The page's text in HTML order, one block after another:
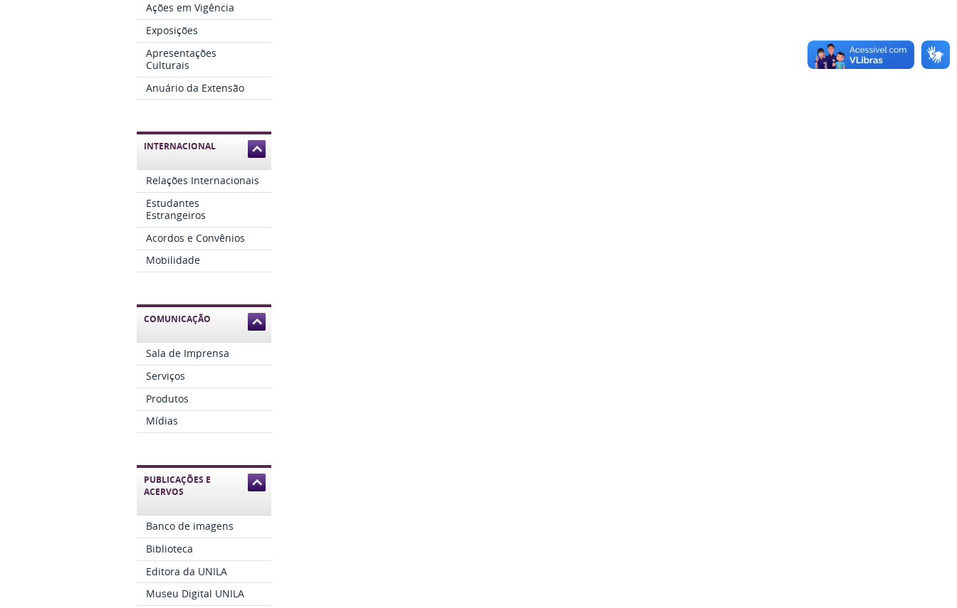
Ações em Vigência
Exposições
Apresentações
Culturais
Anuário da Extensão
INTERNACIONAL
Relações Internacionais
Estudantes
Estrangeiros
Acordos e Convênios
Mobilidade
COMUNICAÇÃO
Sala de Imprensa
Serviços
Produtos
Mídias
PUBLICAÇÕES E
ACERVOS
Banco de imagens
Biblioteca
Editora da UNILA
Museu Digital UNILA